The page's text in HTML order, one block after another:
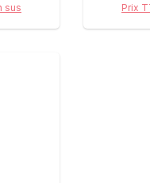
sus
les
et
Prix